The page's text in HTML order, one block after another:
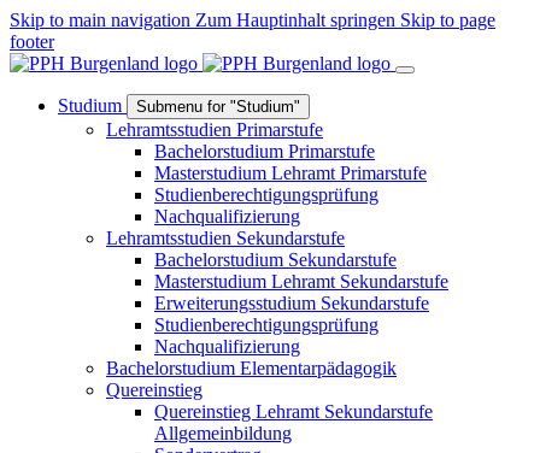
Skip to main navigation Zum Hauptinhalt springen Skip to page
footer
Studium Submenu for "Studium"
Lehramtsstudien Primarstufe
Bachelorstudium Primarstufe
Masterstudium Lehramt Primarstufe
Studienberechtigungsprüfung
Nachqualifizierung
Lehramtsstudien Sekundarstufe
Bachelorstudium Sekundarstufe
Masterstudium Lehramt Sekundarstufe
Erweiterungsstudium Sekundarstufe
Studienberechtigungsprüfung
Nachqualifizierung
Bachelorstudium Elementarpädagogik
Quereinstieg
Quereinstieg Lehramt Sekundarstufe
Allgemeinbildung